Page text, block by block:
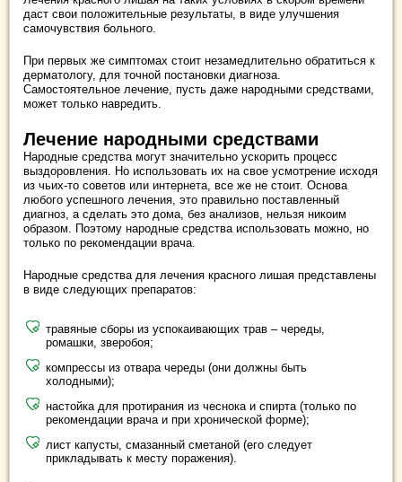
даст свои положительные результаты, в виде улучшения
самочувствия больного.
При первых же симптомах стоит незамедлительно обратиться к
дерматологу, для точной постановки диагноза.
Самостоятельное лечение, пусть даже народными средствами,
может только навредить.
Лечение народными средствами
Народные средства могут значительно ускорить процесс
выздоровления. Но использовать их на свое усмотрение исходя
из чьих-то советов или интернета, все же не стоит. Основа
любого успешного лечения, это правильно поставленный
диагноз, а сделать это дома, без анализов, нельзя никоим
образом. Поэтому народные средства использовать можно, но
только по рекомендации врача.
Народные средства для лечения красного лишая представлены
в виде следующих препаратов:
травяные сборы из успокаивающих трав – череды,
ромашки, зверобоя;
компрессы из отвара череды (они должны быть
холодными);
настойка для протирания из чеснока и спирта (только по
рекомендации врача и при хронической форме);
лист капусты, смазанный сметаной (его следует
прикладывать к месту поражения).